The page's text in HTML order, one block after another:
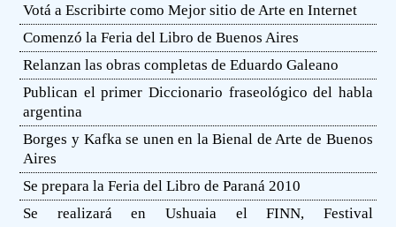
Votá a Escribirte como Mejor sitio de Arte en Internet
Comenzó la Feria del Libro de Buenos Aires
Relanzan las obras completas de Eduardo Galeano
Publican el primer Diccionario fraseológico del habla
argentina
Borges y Kafka se unen en la Bienal de Arte de Buenos
Aires
Se prepara la Feria del Libro de Paraná 2010
Se realizará en Ushuaia el FINN, Festival